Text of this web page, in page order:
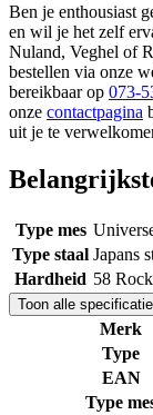
Ben je enthousiast
en wil je het zelf
Nuland, Veghel of
bestellen via onze
bereikbaar op 073-
onze contactpagina
uit je te
Type mes
Type staal Japans
Hardheid 58
Toon alle
Merk
Type
EAN
Type